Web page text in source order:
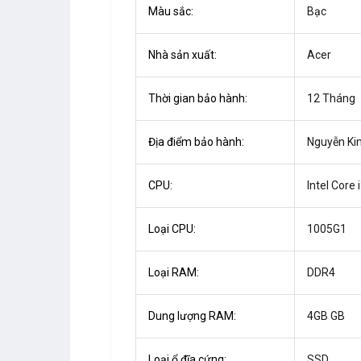
Màu sắc: Bạc
Nhà sản xuất: Acer
Thời gian bảo hành: 12 Tháng
Địa điểm bảo hành: Nguyễn
CPU: Intel Core
Loại CPU: 1005G1
Loại RAM: DDR4
Dung lượng RAM: 4GB GB